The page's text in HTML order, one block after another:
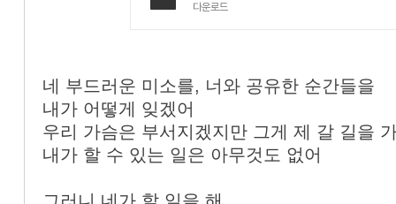
다운로드
네 부드러운 미소를, 너와 공유한 순간들을
내가 어떻게 잊겠어
우리 가슴은 부서지겠지만 그게 제 갈 길을
내가 할 수 있는 일은 아무것도 없어